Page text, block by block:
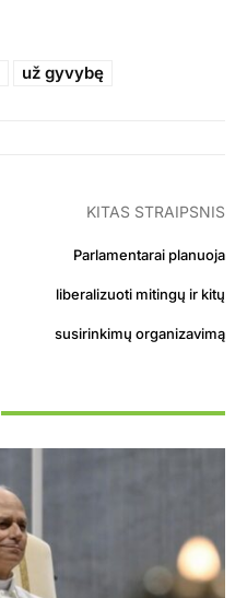
už gyvybę
KITAS STRAIPSNIS
Parlamentarai planuoja
liberalizuoti mitingų ir kitų
susirinkimų organizavimą